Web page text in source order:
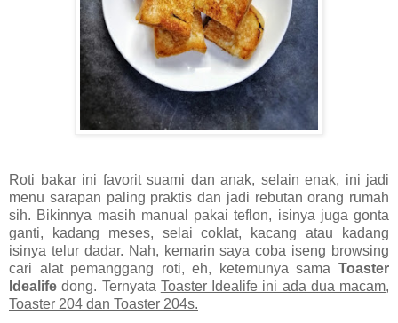
Roti bakar ini favorit suami dan anak, selain enak, ini jadi
menu sarapan paling praktis dan jadi rebutan orang rumah
sih. Bikinnya masih manual pakai teflon, isinya juga gonta
ganti, kadang meses, selai coklat, kacang atau kadang
isinya telur dadar. Nah, kemarin saya coba iseng browsing
cari alat pemanggang roti, eh, ketemunya sama Toaster
Idealife dong. Ternyata Toaster Idealife ini ada dua macam,
Toaster 204 dan Toaster 204s.